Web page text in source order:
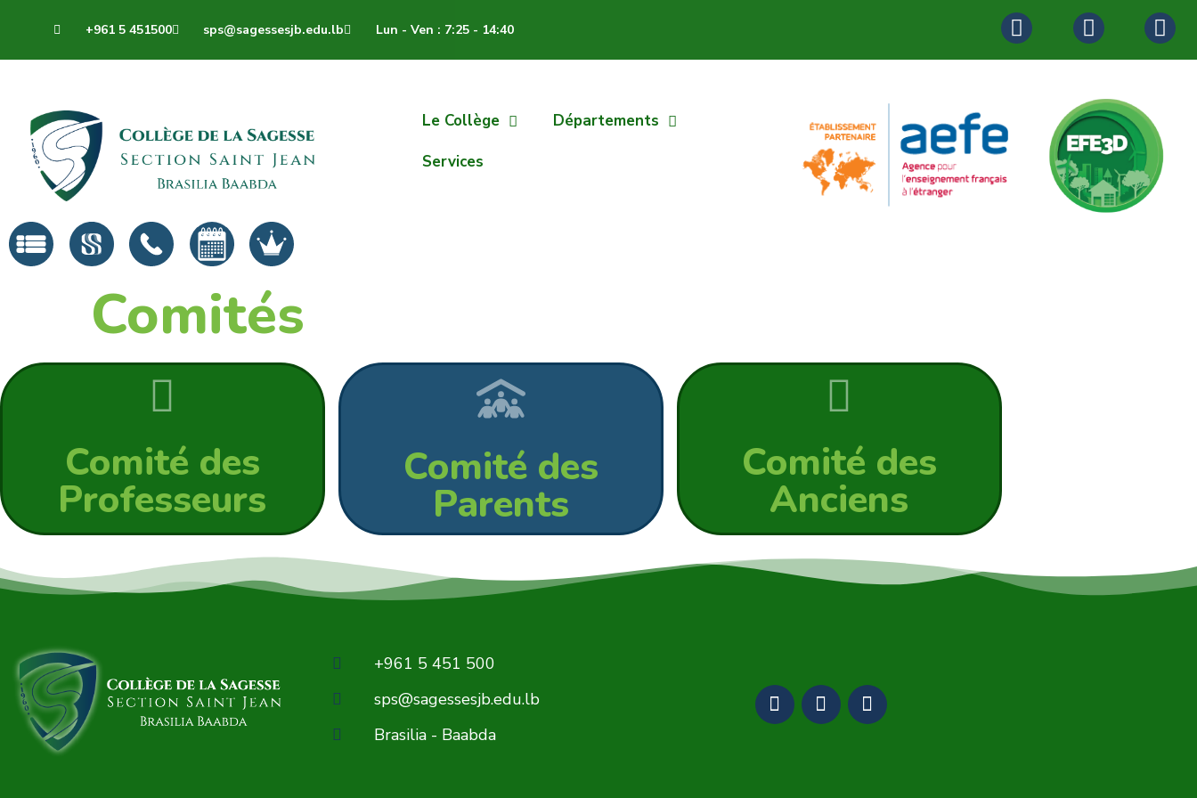
+961 5 451500 sps@sagessesjb.edu.lb Lun - Ven : 7:25 - 14:40
Le Collège
Départements
Services
Comités
Comité des
Professeurs
Comité des
Parents
Comité des
Anciens
+961 5 451 500
sps@sagessesjb.edu.lb
Brasilia - Baabda